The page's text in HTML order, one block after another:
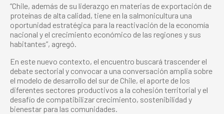
“Chile, además de su liderazgo en materias de exportación de
proteínas de alta calidad, tiene en la salmonicultura una
oportunidad estratégica para la reactivación de la economía
nacional y el crecimiento económico de las regiones y sus
habitantes”, agregó.
En este nuevo contexto, el encuentro buscará trascender el
debate sectorial y convocar a una conversación amplia sobre
el modelo de desarrollo del sur de Chile, el aporte de los
diferentes sectores productivos a la cohesión territorial y el
desafío de compatibilizar crecimiento, sostenibilidad y
bienestar para las comunidades.